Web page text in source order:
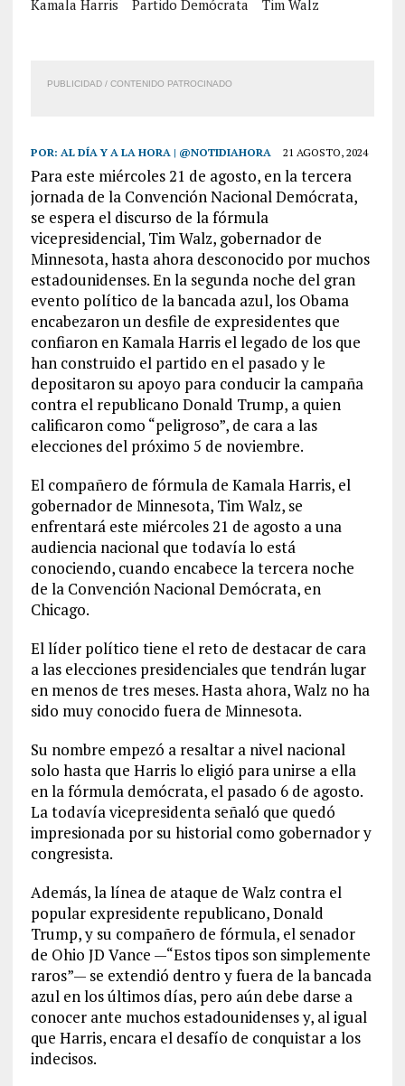
Kamala Harris
Partido Demócrata Tim Walz
PUBLICIDAD / CONTENIDO PATROCINADO
POR: AL DÍA Y A LA HORA | @NOTIDIAHORA 21 AGOSTO, 2024
Para este miércoles 21 de agosto, en la tercera
jornada de la Convención Nacional Demócrata,
se espera el discurso de la fórmula
vicepresidencial, Tim Walz, gobernador de
Minnesota, hasta ahora desconocido por muchos
estadounidenses. En la segunda noche del gran
evento político de la bancada azul, los Obama
encabezaron un desfile de expresidentes que
confiaron en Kamala Harris el legado de los que
han construido el partido en el pasado y le
depositaron su apoyo para conducir la campaña
contra el republicano Donald Trump, a quien
calificaron como “peligroso”, de cara a las
elecciones del próximo 5 de noviembre.
El compañero de fórmula de Kamala Harris, el
gobernador de Minnesota, Tim Walz, se
enfrentará este miércoles 21 de agosto a una
audiencia nacional que todavía lo está
conociendo, cuando encabece la tercera noche
de la Convención Nacional Demócrata, en
Chicago.
El líder político tiene el reto de destacar de cara
a las elecciones presidenciales que tendrán lugar
en menos de tres meses. Hasta ahora, Walz no ha
sido muy conocido fuera de Minnesota.
Su nombre empezó a resaltar a nivel nacional
solo hasta que Harris lo eligió para unirse a ella
en la fórmula demócrata, el pasado 6 de agosto.
La todavía vicepresidenta señaló que quedó
impresionada por su historial como gobernador y
congresista.
Además, la línea de ataque de Walz contra el
popular expresidente republicano, Donald
Trump, y su compañero de fórmula, el senador
de Ohio JD Vance —“Estos tipos son simplemente
raros”— se extendió dentro y fuera de la bancada
azul en los últimos días, pero aún debe darse a
conocer ante muchos estadounidenses y, al igual
que Harris, encara el desafío de conquistar a los
indecisos.